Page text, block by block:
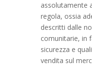
assolutamente
regola, ossia
descritti dalle
comunitarie, in
sicurezza e
vendita sul